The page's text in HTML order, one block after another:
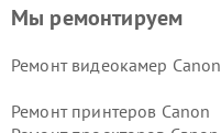
Мы ремонтируем
Ремонт видеокамер Canon
Ремонт принтеров Canon